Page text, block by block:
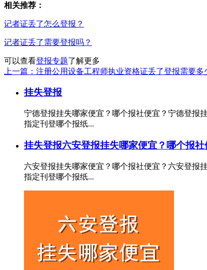
相关推荐：
记者证丢了怎么登报？
记者证丢了需要登报吗？
可以查看登报专题了解更多
上一篇：注册公用设备工程师执业资格证丢了登报需要多
挂失登报
宁德登报挂失哪家便宜？哪个报社便宜？宁德登报
指定刊登哪个报纸...
挂失登报六安登报挂失哪家便宜？哪个报社
六安登报挂失哪家便宜？哪个报社便宜？六安登报
指定刊登哪个报纸...